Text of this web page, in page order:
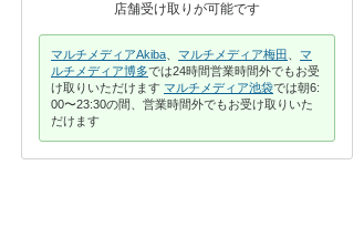
店舗受け取りが可能です
マルチメディアAkiba マルチメディア梅田
マ
ルチメディア博多では24時間営業時間外でもお受
け取りいただけます マルチメディア池袋では朝6:
00〜23:30の間、営業時間外でもお受け取りいた
だけます